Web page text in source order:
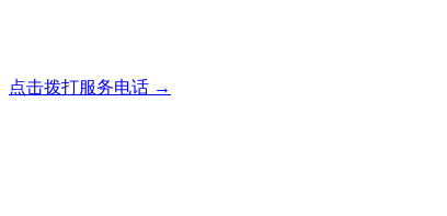
点击拨打服务电话 →